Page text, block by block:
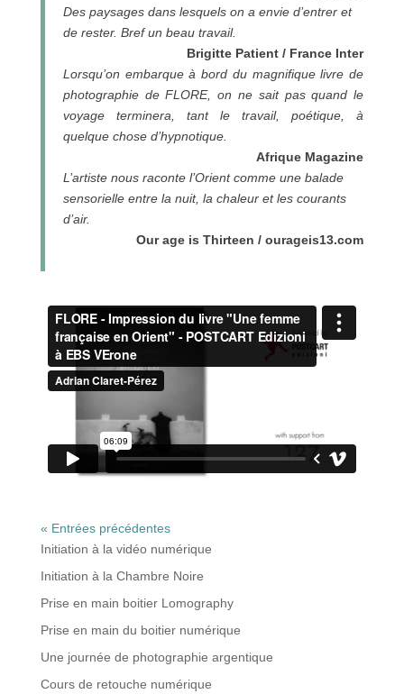
Des paysages dans lesquels on a envie d’entrer et
de rester. Bref un beau travail.
Brigitte Patient / France Inter
Lorsqu’on embarque à bord du magnifique livre de
photographie de FLORE, on ne sait pas quand le
voyage terminera, tant le travail, poétique, à
quelque chose d’hypnotique.
Afrique Magazine
L’artiste nous raconte l’Orient comme une balade
sensorielle entre la nuit, la chaleur et les courants
d’air.
Our age is Thirteen / ourageis13.com
« Entrées précédentes
Initiation à la vidéo numérique
Initiation à la Chambre Noire
Prise en main boitier Lomography
Prise en main du boitier numérique
Une journée de photographie argentique
Cours de retouche numérique